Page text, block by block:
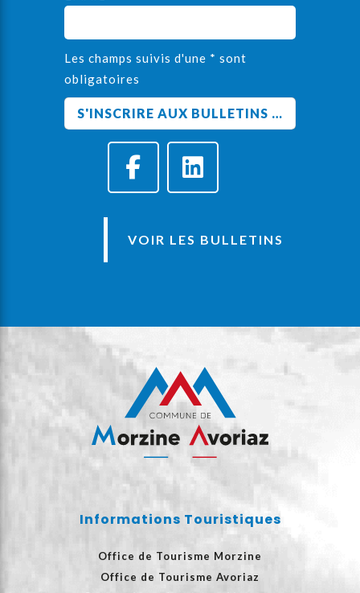
Les champs suivis d'une * sont
obligatoires
VOIR LES BULLETINS
Informations Touristiques
Office de Tourisme Morzine
Office de Tourisme Avoriaz